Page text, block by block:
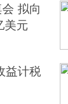
拟向
美元
益计税